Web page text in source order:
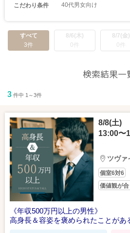
こだわり条件 40代男女向け
すべて
3件
8/6(木)
0件
8/7(金)
0件
検索結果一
3 件中 1～3件
8/8(土)
13:00〜
ツヴァ
個室6対6
価値観が
《年収500万円以上の男性》
高身長＆容姿を褒められたことがあ